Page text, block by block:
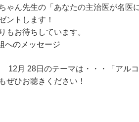
ゃん先生の「あなたの主治医が名医
ントします！
もお待ちしています。
へのメッセージ
12月 28日のテーマは・・・「アル
ぜひお聴きください！